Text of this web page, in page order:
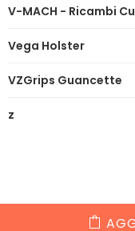
V-MACH - Ricambi
Vega Holster
VZGrips Guancette
z